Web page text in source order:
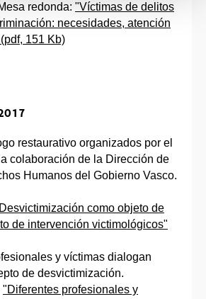
redonda: "Víctimas de delitos
necesidades, atención
151 Kb)
restaurativo organizados por el
colaboración de la Dirección de
Humanos del Gobierno Vasco.
como objeto de
de intervención victimológicos"
y víctimas dialogan
de desvictimización.
"Diferentes profesionales y